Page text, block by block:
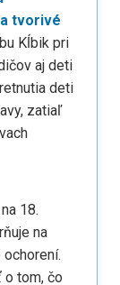
tvorivé
Kĺbik pri
aj deti
deti
zatiaľ
18.
na
tom, čo